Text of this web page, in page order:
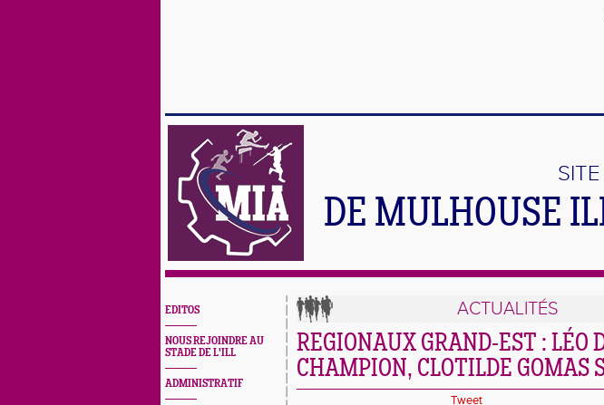
DE MULHOUSE
EDITOS
NOUS REJOINDRE AU
STADE DE L'ILL
ADMINISTRATIF
ACTUALITÉS
REGIONAUX GRAND-EST : LÉO
CHAMPION, CLOTILDE GOMAS
Tweet